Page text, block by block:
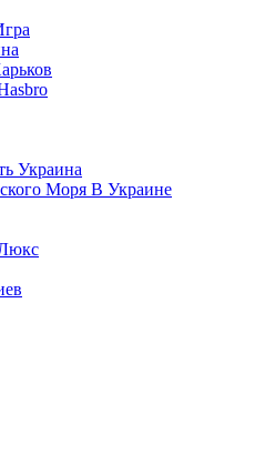
Украина
Моря В Украине